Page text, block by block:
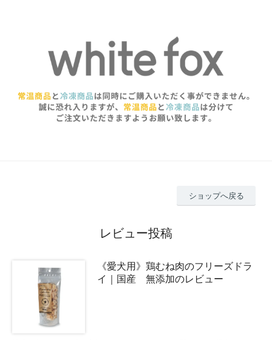
ショップへ戻る
レビュー投稿
《愛犬用》鶏むね肉のフリーズドラ
イ｜国産 無添加のレビュー